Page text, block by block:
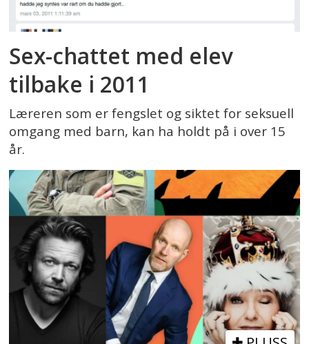
Sex-chattet med elev
tilbake i 2011
Læreren som er fengslet og siktet for seksuell
omgang med barn, kan ha holdt på i over 15
år.